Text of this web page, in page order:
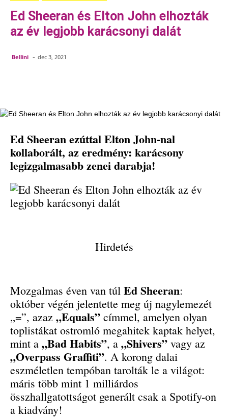
Ed Sheeran és Elton John elhozták
az év legjobb karácsonyi dalát
Bellini - dec 3, 2021
Ed Sheeran ezúttal Elton John-nal
kollaborált, az eredmény: karácsony
legizgalmasabb zenei darabja!
Hirdetés
Mozgalmas éven van túl Ed Sheeran:
október végén jelentette meg új nagylemezét
„=”, azaz „Equals” címmel, amelyen olyan
toplistákat ostromló megahitek kaptak helyet,
mint a „Bad Habits”, a „Shivers” vagy az
„Overpass Graffiti”. A korong dalai
eszméletlen tempóban tarolták le a világot:
máris több mint 1 milliárdos
összhallgatottságot generált csak a Spotify-on
a kiadvány!